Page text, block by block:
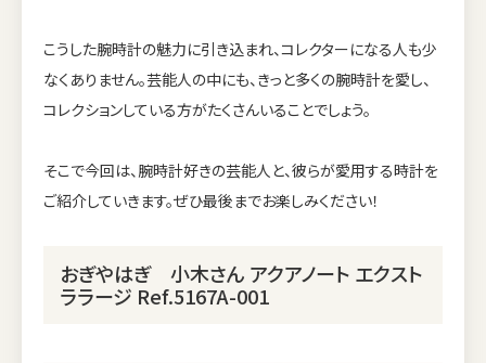
こうした腕時計の魅力に引き込まれ、コレクターになる人も少
なくありません。芸能人の中にも、きっと多くの腕時計を愛し、
コレクションしている方がたくさんいることでしょう。
そこで今回は、腕時計好きの芸能人と、彼らが愛用する時計を
ご紹介していきます。ぜひ最後までお楽しみください！
おぎやはぎ 小木さん アクアノート エクスト
ララージ Ref.5167A-001